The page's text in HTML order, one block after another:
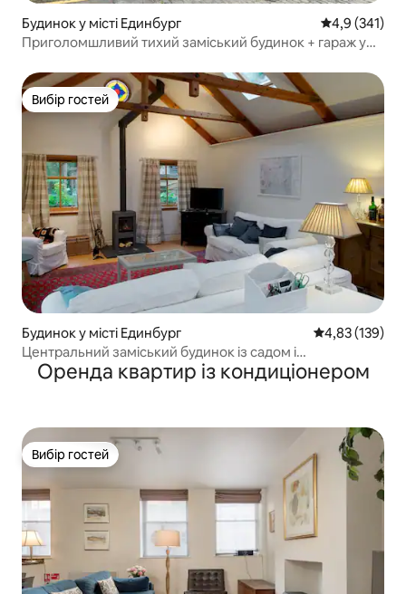
Будинок у місті Единбург Середня
4,9 (341)
Приголомшливий тихий заміський будинок + гараж у
Вибір гостей
Вибір гостей
Будинок у місті Единбург Середня
4,83 (139)
Центральний заміський будинок із садом і
безкоштовним паркуванням
Оренда квартир із кондиціонером
Вибір гостей
Вибір гостей